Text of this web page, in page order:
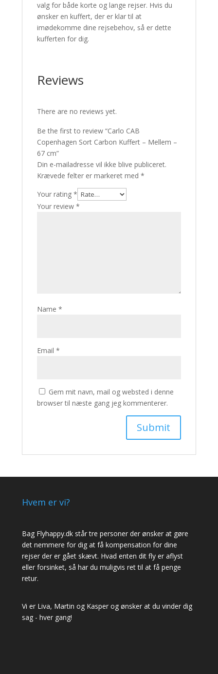
valg for både korte og lange rejser. Hvis du
ønsker en kuffert, der er klar til at
imødekomme dine rejsebehov, så er dette
kufferten for dig.
Reviews
There are no reviews yet.
Be the first to review “Carlo CAB
Copenhagen Sort Carbon Kuffert – Mellem –
67 cm”
Din e-mailadresse vil ikke blive publiceret.
Krævede felter er markeret med *
Your rating *
Your review *
Name *
Email *
Gem mit navn, mail og websted i denne
browser til næste gang jeg kommenterer.
Hvem er vi?
Bag Flyhappy.dk står tre personer der ønsker at gøre
det nemmere for dig at få kompensation for dine
rejser der er gået skævt. Hvad enten dit fly er aflyst
eller forsinket, så har du muligvis ret til at få penge
retur.
Vi er Liva, Martin og Kasper og ønsker at du vinder dig
sag - hver gang!